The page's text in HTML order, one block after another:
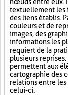
textuellement les
des liens établis.
couleurs et de
images, des
informations les
requiert de la
plusieurs reprises.
permettent aux
cartographie des
relations entre
celui-ci.